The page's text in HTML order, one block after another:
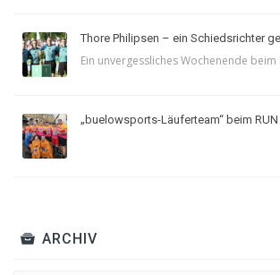
Thore Philipsen – ein Schiedsrichter
Ein unvergessliches Wochenende beim
„buelowsports-Läuferteam“ beim RUN
ARCHIV